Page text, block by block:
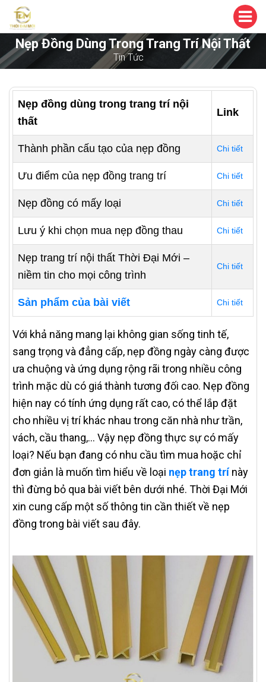
Nẹp Đồng Dùng Trong Trang Trí Nội Thất
Tin Tức
Nẹp đồng dùng trong trang trí nội
thất
Link
Thành phần cấu tạo của nẹp đồng Chi tiết
Ưu điểm của nẹp đồng trang trí Chi tiết
Nẹp đồng có mấy loại Chi tiết
Lưu ý khi chọn mua nẹp đồng thau Chi tiết
Nẹp trang trí nội thất Thời Đại Mới –
niềm tin cho mọi công trình
Chi tiết
Sản phẩm của bài viết Chi tiết
Với khả năng mang lại không gian sống tinh tế,
sang trọng và đẳng cấp, nẹp đồng ngày càng được
ưa chuộng và ứng dụng rộng rãi trong nhiều công
trình mặc dù có giá thành tương đối cao. Nẹp đồng
hiện nay có tính ứng dụng rất cao, có thể lắp đặt
cho nhiều vị trí khác nhau trong căn nhà như trần,
vách, cầu thang,… Vậy nẹp đồng thực sự có mấy
loại? Nếu bạn đang có nhu cầu tìm mua hoặc chỉ
đơn giản là muốn tìm hiểu về loại nẹp trang trínày
thì đừng bỏ qua bài viết bên dưới nhé. Thời Đại Mới
xin cung cấp một số thông tin cần thiết về nẹp
đồng trong bài viết sau đây.